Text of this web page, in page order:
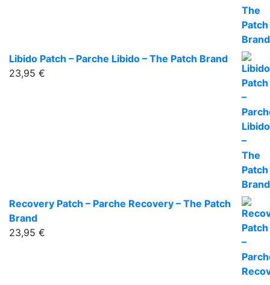
Libido Patch – Parche Libido – The Patch Brand
23,95 €
Recovery Patch – Parche Recovery – The Patch
Brand
23,95 €